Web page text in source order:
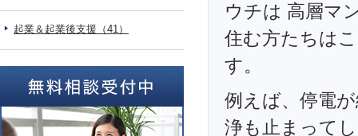
ウチは 高層マ
住む方たちは
す。
例えば、停電
浄も止まって
起業＆起業後支援（41）